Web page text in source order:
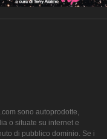
sono autoprodotte,
o situate su internet e
di pubblico dominio. Se i